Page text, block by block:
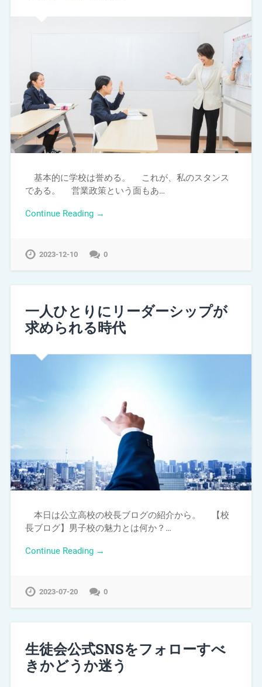
基本的に学校は誉める。 これが、私のスタンス
である。 営業政策という面もあ…
Continue Reading →
2023-12-10 0
一人ひとりにリーダーシップが
求められる時代
本日は公立高校の校長ブログの紹介から。 【校
長ブログ】男子校の魅力とは何か？…
Continue Reading →
2023-07-20 0
生徒会公式SNSをフォローすべ
きかどうか迷う